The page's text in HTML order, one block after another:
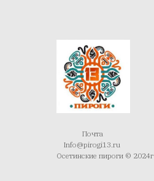
Почта
Info@pirogi13.ru
Осетинские пироги © 2024г